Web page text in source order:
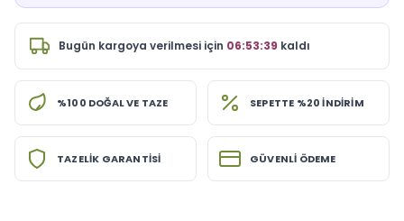
Bugün kargoya verilmesi için 06:53:39 kaldı
%100 DOĞAL VE TAZE SEPETTE %20 İNDİRİM
TAZELİK GARANTİSİ GÜVENLİ ÖDEME